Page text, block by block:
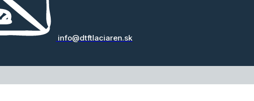
info@dtftlaciaren.sk